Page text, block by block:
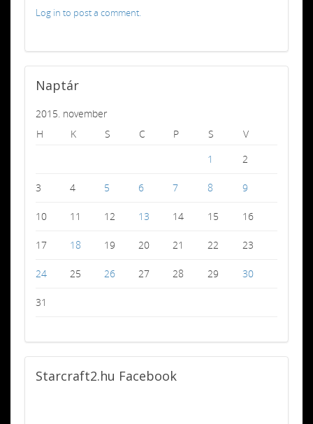
Log in to post a comment.
Naptár
2015. november
H
K S C P S
V
1
2
3 4 5 6 7 8 9
10 11 12 13 14 15 16
17 18 19 20 21 22 23
24 25 26 27 28 29 30
31
Starcraft2.hu Facebook